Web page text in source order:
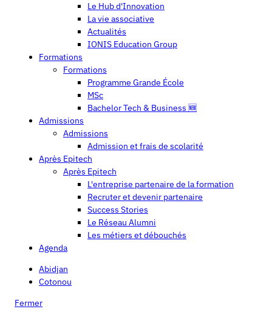
Le Hub d'Innovation
La vie associative
Actualités
IONIS Education Group
Formations
Formations
Programme Grande École
MSc
Bachelor Tech & Business 🆕
Admissions
Admissions
Admission et frais de scolarité
Après Epitech
Après Epitech
L'entreprise partenaire de la formation
Recruter et devenir partenaire
Success Stories
Le Réseau Alumni
Les métiers et débouchés
Agenda
Abidjan
Cotonou
Fermer